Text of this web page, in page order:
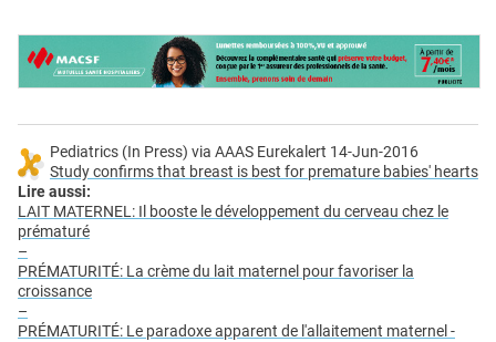
Pediatrics (In Press) via AAAS Eurekalert 14-Jun-2016
Study confirms that breast is best for premature babies' hearts
Lire aussi:
LAIT MATERNEL: Il booste le développement du cerveau chez le
prématuré
–
PRÉMATURITÉ: La crème du lait maternel pour favoriser la
croissance
–
PRÉMATURITÉ: Le paradoxe apparent de l'allaitement maternel -